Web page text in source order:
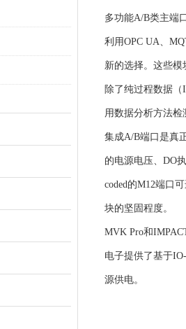
多功能A/B类主端
利用OPC UA、
新的选择。这些模
除了纯过程数据
用数据分析方法检
集成A/B端口是真
的电源电压、DO
coded的M12端口
块的坚固程度。
MVK Pro和
电子提供了基于
源供电。